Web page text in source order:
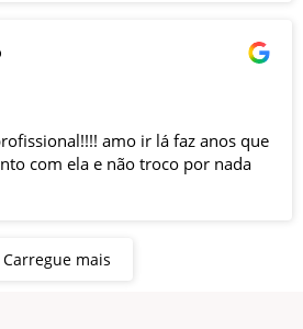
amo ir lá faz anos que
com ela e não troco por nada
Carregue mais